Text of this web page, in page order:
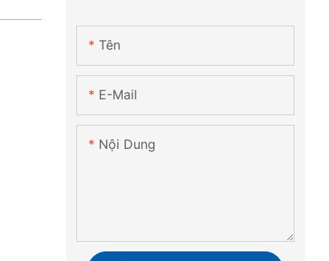
Tên
E-Mail
Nội Dung